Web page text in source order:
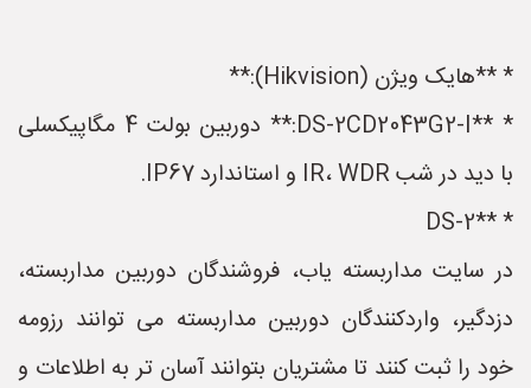
* **هایک ویژن (Hikvision):**
* **DS-2CD2043G2-I:** دوربین بولت 4 مگاپیکسلی
با دید در شب IR، WDR و استاندارد IP67.
* **DS-2
در سایت مداربسته یاب، فروشندگان دوربین مداربسته،
دزدگیر، واردکنندگان دوربین مداربسته می توانند رزومه
خود را ثبت کنند تا مشتریان بتوانند آسان تر به اطلاعات و